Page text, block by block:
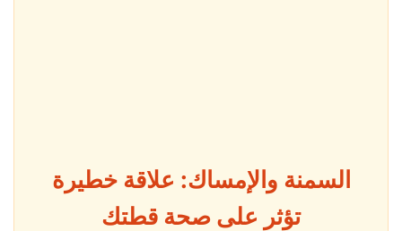
السمنة والإمساك: علاقة خطيرة
تؤثر على صحة قطتك